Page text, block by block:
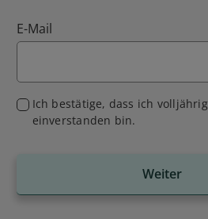
E-Mail
Ich bestätige, dass ich
einverstanden bin.
Weiter